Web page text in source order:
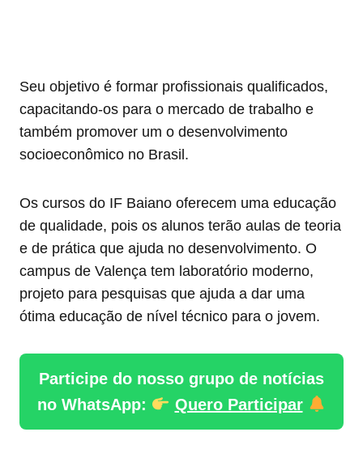
Seu objetivo é formar profissionais qualificados,
capacitando-os para o mercado de trabalho e
também promover um o desenvolvimento
socioeconômico no Brasil.
Os cursos do IF Baiano oferecem uma educação
de qualidade, pois os alunos terão aulas de teoria
e de prática que ajuda no desenvolvimento. O
campus de Valença tem laboratório moderno,
projeto para pesquisas que ajuda a dar uma
ótima educação de nível técnico para o jovem.
Participe do nosso grupo de notícias
no WhatsApp:
Quero Participar